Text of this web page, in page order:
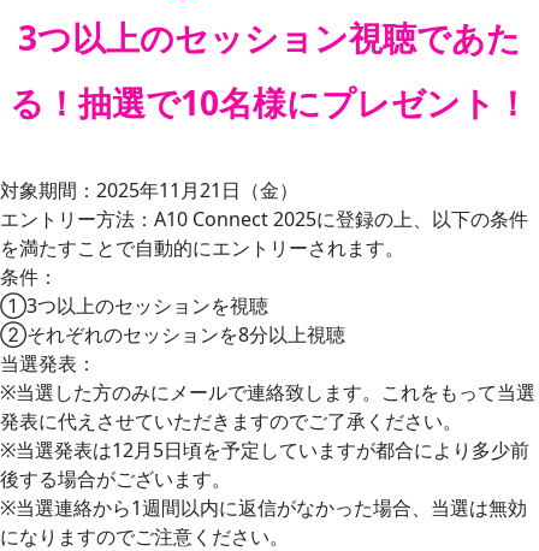
3つ以上のセッション視聴であた
る！抽選で10名様にプレゼント！
対象期間：2025年11月21日（金）
エントリー方法：A10 Connect 2025に登録の上、以下の条件
を満たすことで自動的にエントリーされます。
条件：
①3つ以上のセッションを視聴
②それぞれのセッションを8分以上視聴
当選発表：
※当選した方のみにメールで連絡致します。これをもって当選
発表に代えさせていただきますのでご了承ください。
※当選発表は12月5日頃を予定していますが都合により多少前
後する場合がございます。
※当選連絡から1週間以内に返信がなかった場合、当選は無効
になりますのでご注意ください。